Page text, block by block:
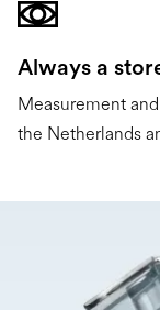
Always a
Measurement
the Netherlands